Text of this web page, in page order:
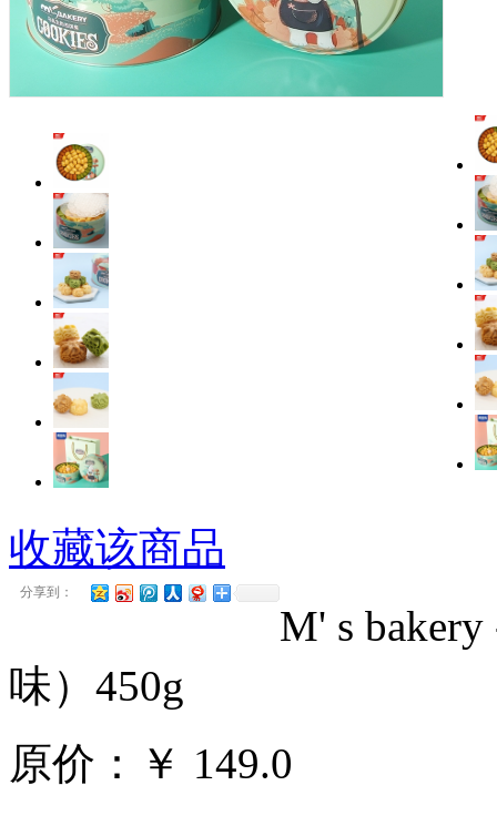
收藏该商品
分享到：
M' s
味）450g
原价：
￥ 149.0